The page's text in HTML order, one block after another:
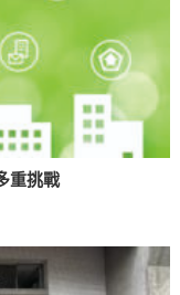
重挑戰